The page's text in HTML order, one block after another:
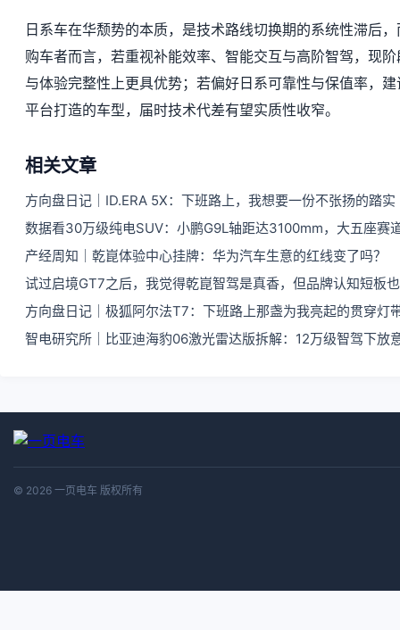
日系车在华颓势的本质，是技术路线切换期的系统性滞后
购车者而言，若重视补能效率、智能交互与高阶智驾，现
与体验完整性上更具优势；若偏好日系可靠性与保值率，
平台打造的车型，届时技术代差有望实质性收窄。
相关文章
方向盘日记｜ID.ERA 5X：下班路上，我想要一份不张扬的踏实
数据看30万级纯电SUV：小鹏G9L轴距达3100mm，大五座赛
产经周知｜乾崑体验中心挂牌：华为汽车生意的红线变了吗？
试过启境GT7之后，我觉得乾崑智驾是真香，但品牌认知短板
方向盘日记｜极狐阿尔法T7：下班路上那盏为我亮起的贯穿灯
智电研究所｜比亚迪海豹06激光雷达版拆解：12万级智驾下放
© 2026 一页电车 版权所有